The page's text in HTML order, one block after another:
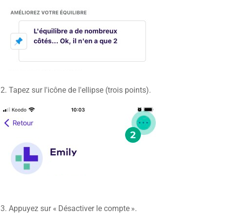
2. Tapez sur l'icône de l'ellipse (trois points).
3. Appuyez sur « Désactiver le compte ».